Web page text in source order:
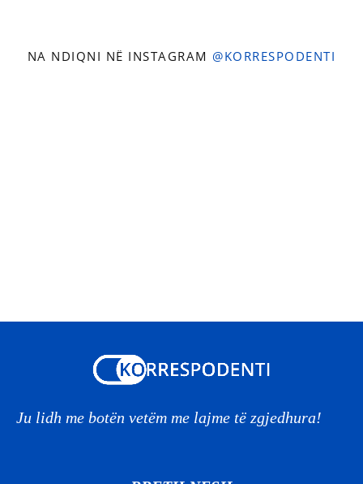
NA NDIQNI NË INSTAGRAM @KORRESPODENTI
Ju lidh me botën vetëm me lajme të zgjedhura!